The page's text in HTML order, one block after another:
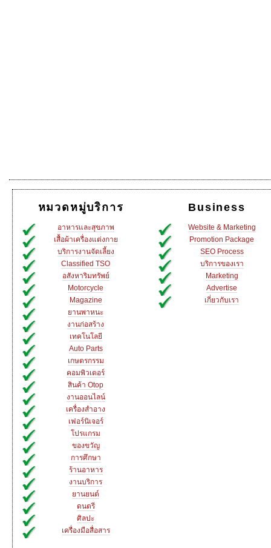
หมวดหมู่บริการ
อาหารและสุขภาพ
เสื้อผ้าเครื่องแต่งกาย
บริการงานจัดเลี้ยง
Classified TSO
อสังหาริมทรัพย์
Motorcycle
Magazine
ยานพาหนะ
งานก่อสร้าง
เทคโนโลยี
Auto Parts
เกษตรกรรม
คอมพิวเตอร์
สินค้า Otop
งานออนไลน์
เครื่องสำอาง
เฟอร์นิเจอร์
โปรแกรม
ของขวัญ
การศึกษา
ร้านอาหาร
งานบริการ
ยานยนต์
ดนตรี
ศิลปะ
เครื่องมือสื่อสาร
Business
Website & Marketing
Promotion Package
SEO Process
บริการของเรา
Marketing
Advertise
เกี่ยวกับเรา